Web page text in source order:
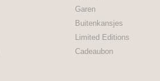
Garen
Buitenkansjes
Limited Editions
Cadeaubon